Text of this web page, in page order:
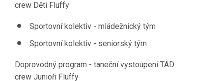
crew Děti Fluffy
Sportovní kolektiv - mládežnický tým
Sportovní kolektiv - seniorský tým
Doprovodný program - taneční vystoupení TAD
crew Junioři Fluffy